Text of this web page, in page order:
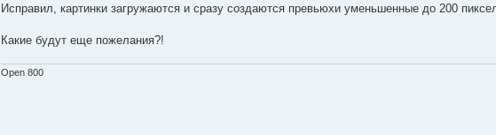
Исправил, картинки загружаются и сразу создаются превьюхи уменьшенные до 200
Какие будут еще пожелания?!
Open 800